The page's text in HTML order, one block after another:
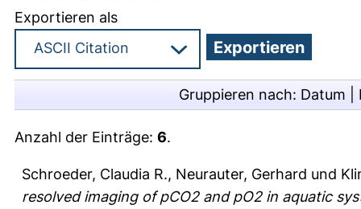
Exportieren als
Gruppieren nach: Datum
Anzahl der Einträge: 6.
Schroeder, Claudia R., Neurauter, Gerhard und
resolved imaging of pCO2 and pO2 in aquatic